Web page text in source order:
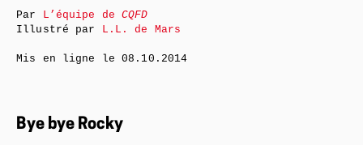
Bye bye Rocky
Par L’équipe deCQFD
Illustré par L.L. de Mars
Mis en ligne le08.10.2014